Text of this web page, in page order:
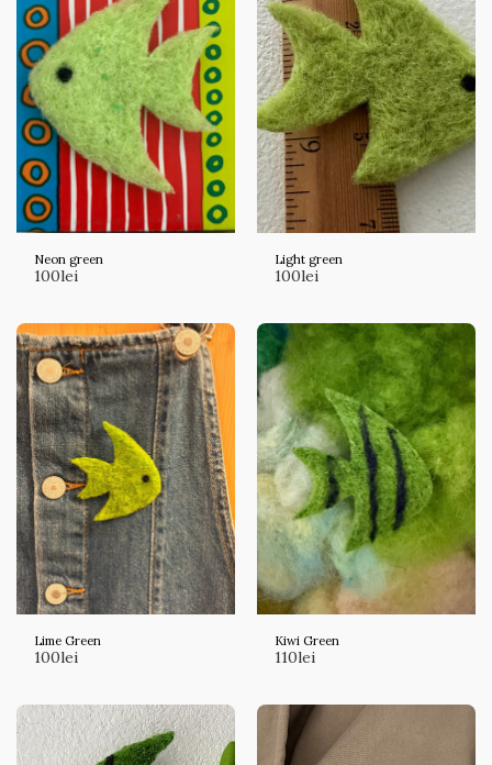
Neon green
100lei
Light green
100lei
Lime Green
100lei
Kiwi Green
110lei